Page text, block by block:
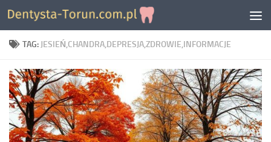
Skip to content
TAG: JESIEŃ,CHANDRA,DEPRESJA,ZDROWIE,INFORMACJE